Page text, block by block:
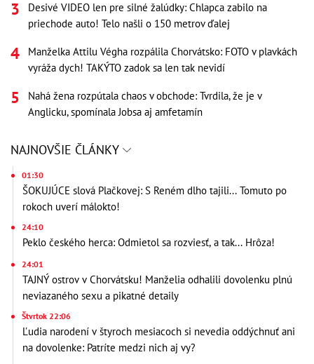
Desivé VIDEO len pre silné žalúdky: Chlapca zabilo na
priechode auto! Telo našli o 150 metrov ďalej
Manželka Attilu Végha rozpálila Chorvátsko: FOTO v plavkách
vyráža dych! TAKÝTO zadok sa len tak nevidí
Nahá žena rozpútala chaos v obchode: Tvrdila, že je v
Anglicku, spomínala Jobsa aj amfetamín
NAJNOVŠIE ČLÁNKY
01:30
ŠOKUJÚCE slová Plačkovej: S Reném dlho tajili... Tomuto po
rokoch uverí málokto!
24:10
Peklo českého herca: Odmietol sa rozviesť, a tak... Hrôza!
24:01
TAJNÝ ostrov v Chorvátsku! Manželia odhalili dovolenku plnú
neviazaného sexu a pikatné detaily
Štvrtok 22:06
Ľudia narodení v štyroch mesiacoch si nevedia oddýchnuť ani
na dovolenke: Patríte medzi nich aj vy?